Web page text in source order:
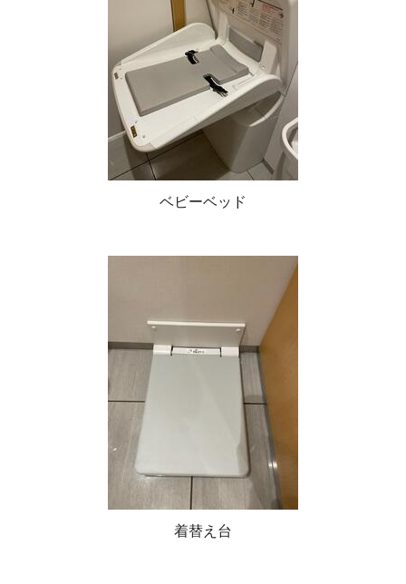
ベビーベッド
着替え台